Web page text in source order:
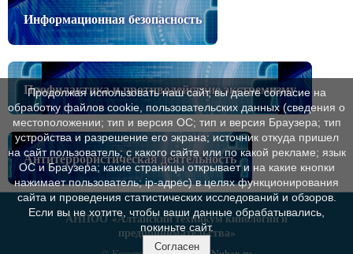
Информационная безопасность
Профилактика и противодействие экстремизму
Антитеррористическая деятельность
АНПОО«Алтайский техникум кинологии и
предпринимательства»
Продолжая использовать наш сайт, вы даете согласие на
обработку файлов cookie, пользовательских данных (сведения о
местоположении; тип и версия ОС; тип и версия Браузера; тип
устройства и разрешение его экрана; источник откуда пришел
на сайт пользователь; с какого сайта или по какой рекламе; язык
ОС и Браузера; какие страницы открывает и на какие кнопки
нажимает пользователь; ip-адрес) в целях функционирования
сайта и проведения статистических исследований и обзоров.
Если вы не хотите, чтобы ваши данные обрабатывались,
покиньте сайт.
Согласен